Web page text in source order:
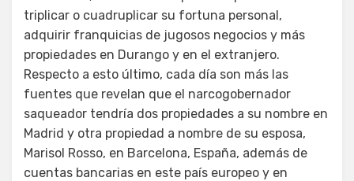
triplicar o cuadruplicar su fortuna personal,
adquirir franquicias de jugosos negocios y más
propiedades en Durango y en el extranjero.
Respecto a esto último, cada día son más las
fuentes que revelan que el narcogobernador
saqueador tendría dos propiedades a su nombre en
Madrid y otra propiedad a nombre de su esposa,
Marisol Rosso, en Barcelona, España, además de
cuentas bancarias en este país europeo y en